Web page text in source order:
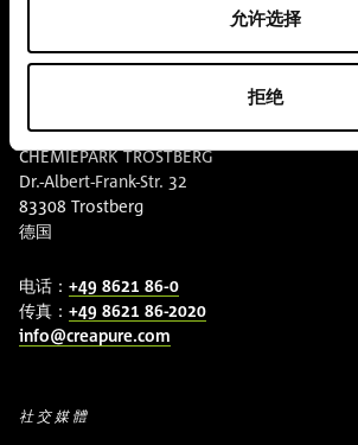
允许选择
拒绝
Alzchem Group AG
CHEMIEPARK TROSTBERG
Dr.-Albert-Frank-Str. 32
83308 Trostberg
德国
电话： +49 8621 86-0
传真： +49 8621 86-2020
info@creapure.com
社交媒體